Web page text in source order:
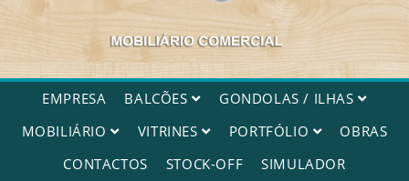
EMPRESA BALCÕES
GONDOLAS / ILHAS
MOBILIÁRIO
VITRINES PORTFÓLIO
OBRAS
CONTACTOS
STOCK-OFF
SIMULADOR